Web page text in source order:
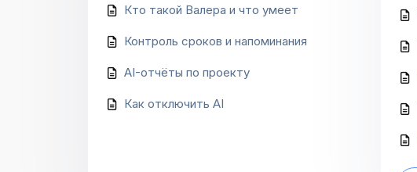
Кто такой Валера и что умеет
Контроль сроков и напоминания
AI-отчёты по проекту
Как отключить AI